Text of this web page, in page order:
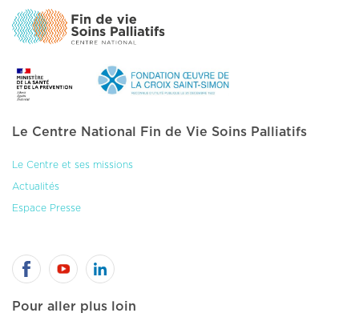
Le Centre National Fin de Vie Soins Palliatifs
Le Centre et ses missions
Actualités
Espace Presse
Pour aller plus loin